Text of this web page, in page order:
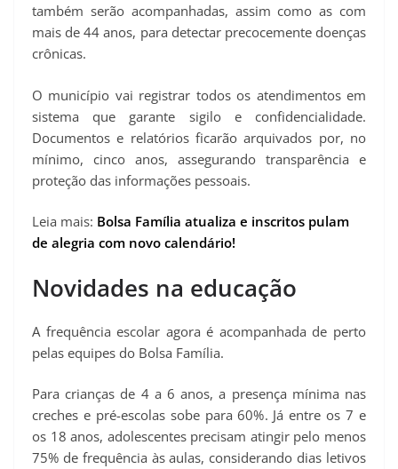
também serão acompanhadas, assim como as com
mais de 44 anos, para detectar precocemente doenças
crônicas.
O município vai registrar todos os atendimentos em
sistema que garante sigilo e confidencialidade.
Documentos e relatórios ficarão arquivados por, no
mínimo, cinco anos, assegurando transparência e
proteção das informações pessoais.
Leia mais: Bolsa Família atualiza e inscritos pulam
de alegria com novo calendário!
Novidades na educação
A frequência escolar agora é acompanhada de perto
pelas equipes do Bolsa Família.
Para crianças de 4 a 6 anos, a presença mínima nas
creches e pré-escolas sobe para 60%. Já entre os 7 e
os 18 anos, adolescentes precisam atingir pelo menos
75% de frequência às aulas, considerando dias letivos